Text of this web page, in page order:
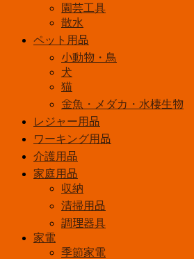
ヤ
園芸工具
散水
ペット用品
小動物・鳥
犬
猫
金魚・メダカ・水棲生物
レジャー用品
ワーキング用品
介護用品
家庭用品
収納
清掃用品
調理器具
家電
季節家電